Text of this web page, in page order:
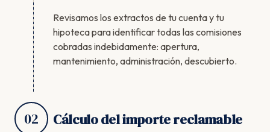
Revisamos los extractos de tu cuenta y tu
hipoteca para identificar todas las comisiones
cobradas indebidamente: apertura,
mantenimiento, administración, descubierto.
02 Cálculo del importe reclamable